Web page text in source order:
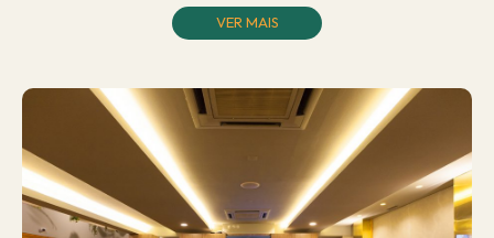
VER MAIS